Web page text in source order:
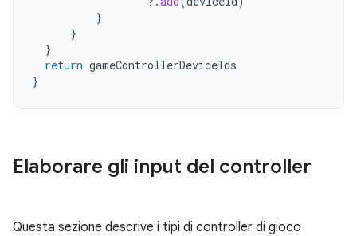
}
}
}
return gameControllerDeviceIds
}
Elaborare gli input del controller
Questa sezione descrive i tipi di controller di gioco